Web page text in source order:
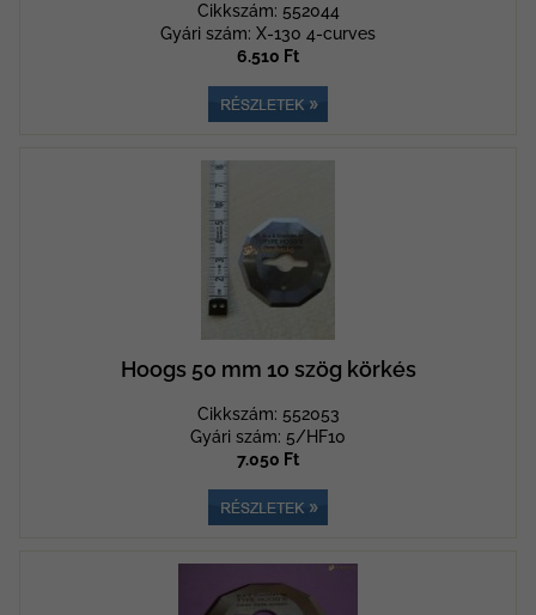
Cikkszám: 552044
Gyári szám: X-130 4-curves
6.510 Ft
Hoogs 50 mm 10 szög körkés
Cikkszám: 552053
Gyári szám: 5/HF10
7.050 Ft